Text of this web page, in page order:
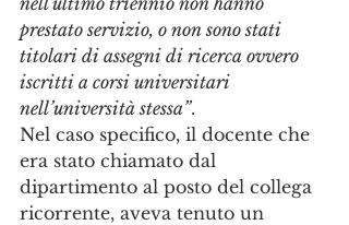
prestato servizio, o non sono stati
titolari di assegni di ricerca ovvero
iscritti a corsi universitari
nell’università stessa”.
Nel caso specifico, il docente che
era stato chiamato dal
dipartimento al posto del collega
ricorrente, aveva tenuto un